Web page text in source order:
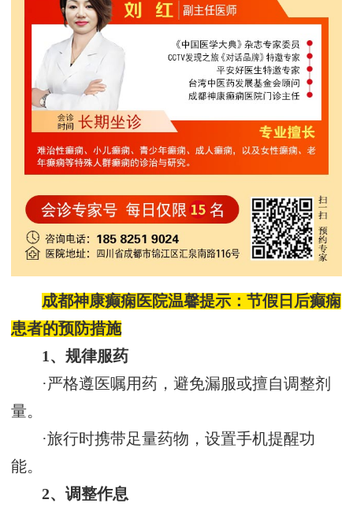
成都神康癫痫医院温馨提示：节假日后癫痫
患者的预防措施
1、规律服药‌
·严格遵医嘱用药，避免漏服或擅自调整剂
量‌。
·旅行时携带足量药物，设置手机提醒功
能‌。
2、调整作息‌